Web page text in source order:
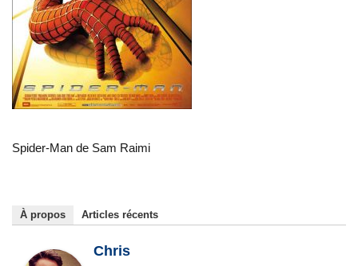
Spider-Man de Sam Raimi
À propos Articles récents
Chris